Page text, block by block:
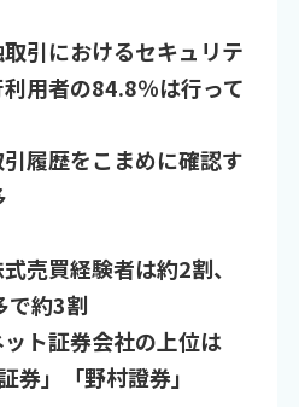
引におけるセキュリテ
用者の84.8％は行って
履歴をこまめに確認す
買経験者は約2割、
で約3割
ト証券会社の上位は
券」「野村證券」